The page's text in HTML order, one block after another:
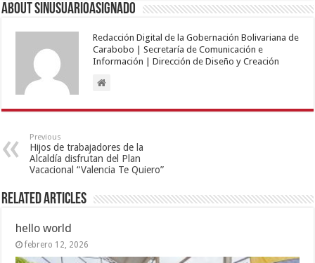
About sinusuarioasignado
Redacción Digital de la Gobernación Bolivariana de
Carabobo | Secretaría de Comunicación e
Información | Dirección de Diseño y Creación
Previous
Hijos de trabajadores de la
Alcaldía disfrutan del Plan
Vacacional “Valencia Te Quiero”
Related Articles
hello world
febrero 12, 2026